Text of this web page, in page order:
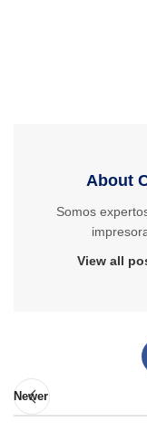
About
Somos
View all
Newer